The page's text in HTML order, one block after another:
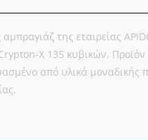
της εταιρείας
X 135 κυβικών. Προϊόν
από υλικά μοναδικής